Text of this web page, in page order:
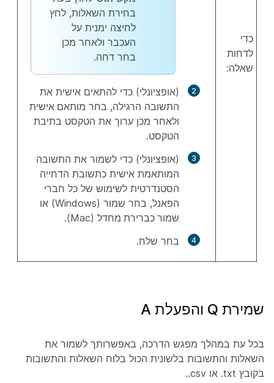
כדי
לדחות
שאלה:
בחירת השאלות, לחץ
לחיצה ימנית על
העכבר ולאחר מכן
בחר דחה.
(אופציונלי) כדי להתאים אישית את
התשובה הרגילה, בחר מותאם אישית
ולאחר מכן ערוך את הטקסט בתיבת
הטקסט.
(אופציונלי) כדי לשמור את התשובה
המותאמת אישית כתשובת הדחייה
הסטנדרטית לשימוש של כל חברי
הפאנל, בחר שמור (Windows) או
שמור כברירת מחדל (Mac).
בחר שלח.
שמירת Q והפעלת A
בכל עת במהלך מפגש הדרכה, באפשרותך לשמור את
השאלות והתשובות בלשונית הכול בלוח השאלות והתשובות
בקובץ ‎.txt או ‎.csv.